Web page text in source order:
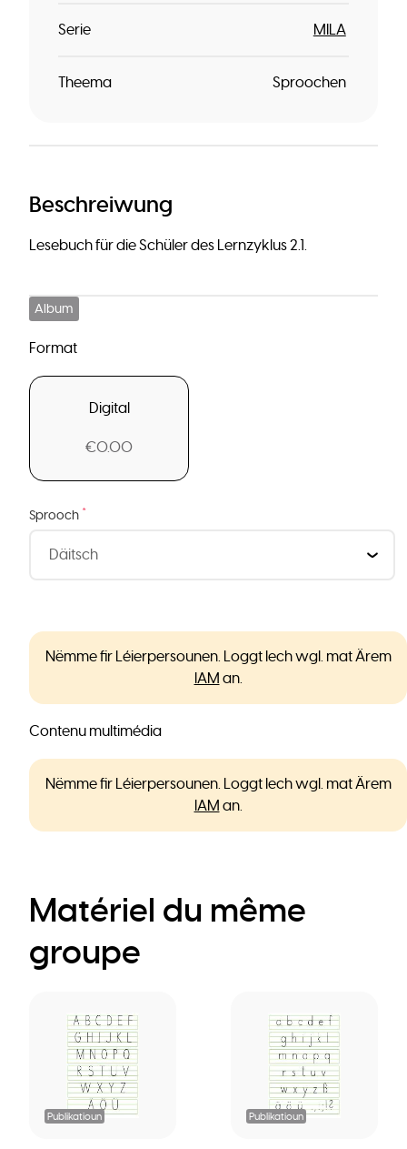
Serie MILA
Theema Sproochen
Beschreiwung
Lesebuch für die Schüler des Lernzyklus 2.1.
Album
Format
Digital
€0.00
Sprooch *
Nëmme fir Léierpersounen. Loggt Iech wgl. mat Ärem
IAM an.
Contenu multimédia
Nëmme fir Léierpersounen. Loggt Iech wgl. mat Ärem
IAM an.
Matériel du même
groupe
Publikatioun Publikatioun